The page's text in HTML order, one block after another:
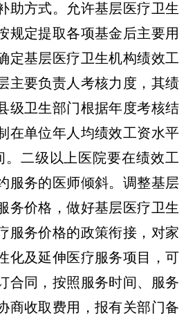
助方式。允许基层医疗卫生
规定提取各项基金后主要用
定基层医疗卫生机构绩效工
主要负责人考核力度，其绩
级卫生部门根据年度考核结
在单位年人均绩效工资水平
。二级以上医院要在绩效工
服务的医师倾斜。调整基层
务价格，做好基层医疗卫生
服务价格的政策衔接，对家
化及延伸医疗服务项目，可
合同，按照服务时间、服务
商收取费用，报有关部门备